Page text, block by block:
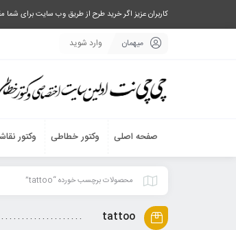
کاربران عزیز اگر خرید طرح از طریق وب سایت برای شما مقدور نیست، به شماره بله یا تلگرام 09033063003
میهمان وارد شوید
صفحه اصلی وکتور خطاطی وکتور
محصولات برچسب خورده “tattoo”
tattoo